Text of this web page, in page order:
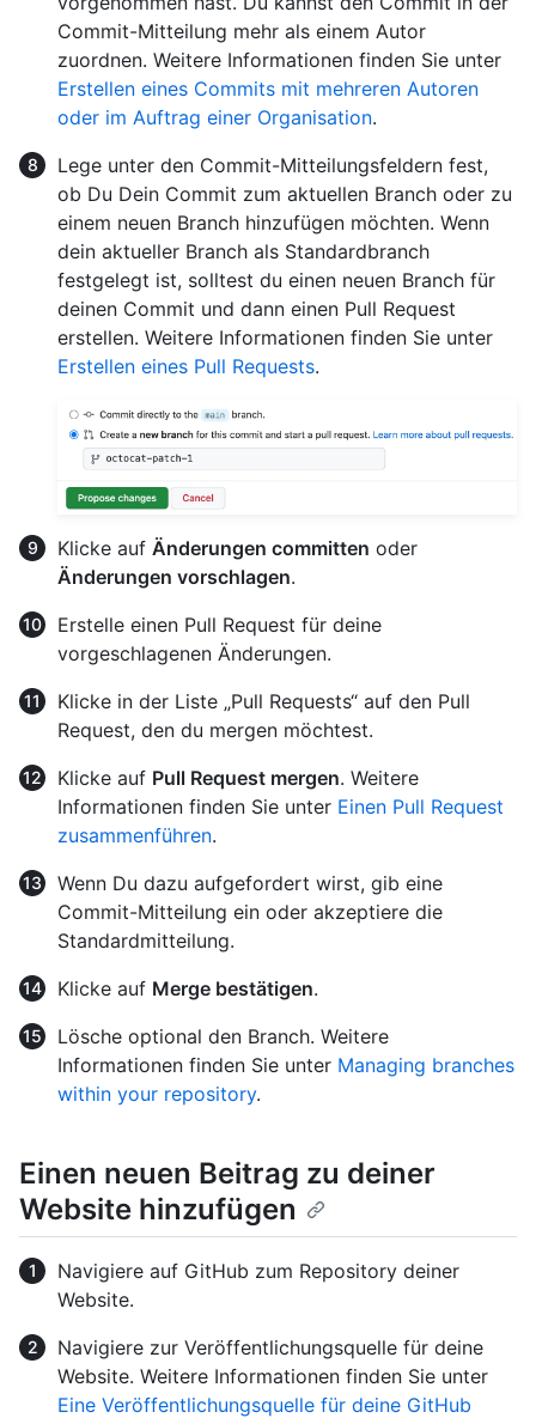
Commit-Mitteilung mehr als einem Autor
zuordnen. Weitere Informationen finden Sie unter
Erstellen eines Commits mit mehreren Autoren
oder im Auftrag einer Organisation.
Lege unter den Commit-Mitteilungsfeldern fest,
ob Du Dein Commit zum aktuellen Branch oder zu
einem neuen Branch hinzufügen möchten. Wenn
dein aktueller Branch als Standardbranch
festgelegt ist, solltest du einen neuen Branch für
deinen Commit und dann einen Pull Request
erstellen. Weitere Informationen finden Sie unter
Erstellen eines Pull Requests.
Klicke auf Änderungen committen oder
Änderungen vorschlagen.
Erstelle einen Pull Request für deine
vorgeschlagenen Änderungen.
Klicke in der Liste „Pull Requests“ auf den Pull
Request, den du mergen möchtest.
Klicke auf Pull Request mergen. Weitere
Informationen finden Sie unter Einen Pull Request
zusammenführen.
Wenn Du dazu aufgefordert wirst, gib eine
Commit-Mitteilung ein oder akzeptiere die
Standardmitteilung.
Klicke auf Merge bestätigen.
Lösche optional den Branch. Weitere
Informationen finden Sie unter Managing branches
within your repository.
Einen neuen Beitrag zu deiner
Website hinzufügen
Navigiere auf GitHub zum Repository deiner
Website.
Navigiere zur Veröffentlichungsquelle für deine
Website. Weitere Informationen finden Sie unter
Eine Veröffentlichungsquelle für deine GitHub